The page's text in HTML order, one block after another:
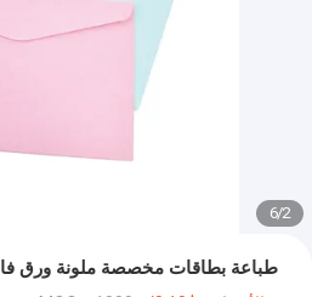
2
/
6
طباعة بطاقات مخصصة ملونة ورق